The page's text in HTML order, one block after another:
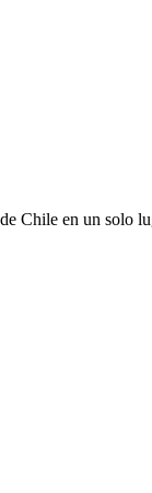
Chile en un solo